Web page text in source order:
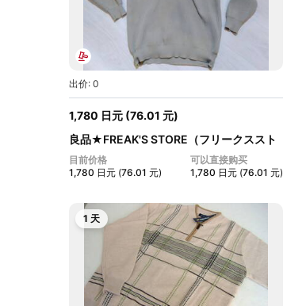
出价: 0
1,780 日元 (76.01 元)
良品★FREAK'S STORE（フリークススト
ア）★...
目前价格
1,780 日元 (76.01 元)
可以直接购买
1,780 日元 (76.01 元)
1 天